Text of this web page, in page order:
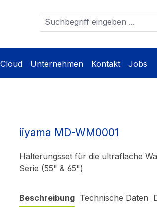
Cloud Unternehmen Kontakt Jobs
iiyama MD-WM0001
Halterungsset für die ultraflache
Serie (55" & 65")
Beschreibung Technische Daten